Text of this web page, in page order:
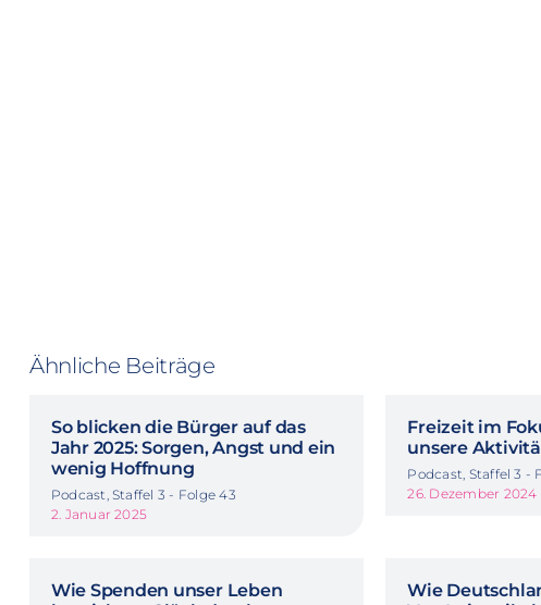
Ähnliche Beiträge
So blicken die Bürger auf das
Jahr 2025: Sorgen, Angst und ein
wenig Hoffnung
Podcast, Staffel 3 - Folge 43
2. Januar 2025
Freizeit im
unsere
Podcast, Staffel 3 -
26. Dezember 2024
Wie Spenden unser Leben
Wie